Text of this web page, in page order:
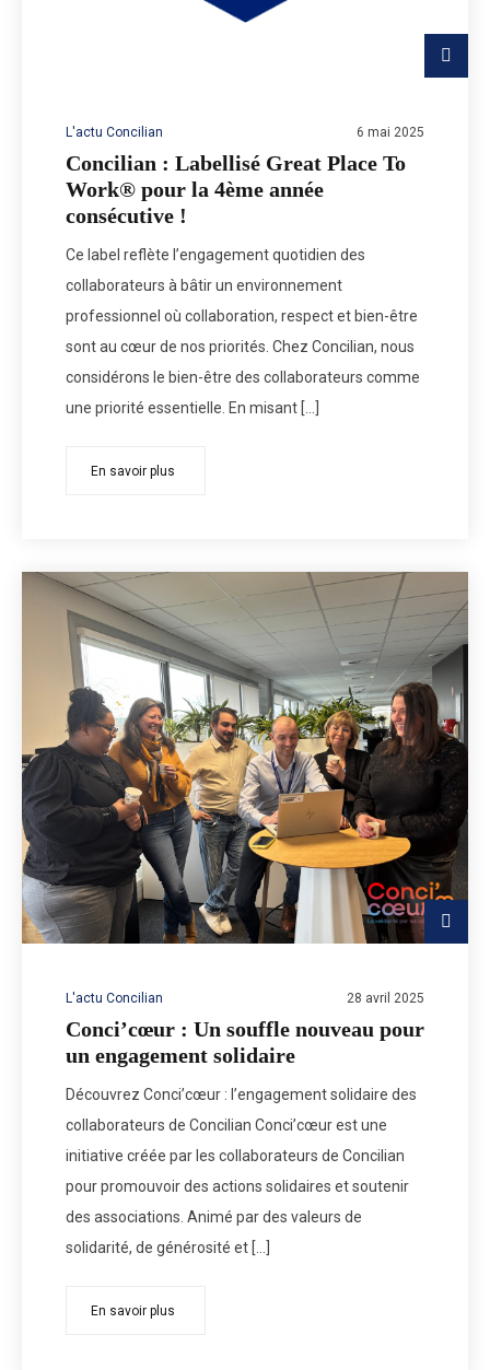
L'actu Concilian 6 mai 2025
Concilian : Labellisé Great Place To
Work® pour la 4ème année
consécutive !
Ce label reflète l’engagement quotidien des
collaborateurs à bâtir un environnement
professionnel où collaboration, respect et bien-être
sont au cœur de nos priorités. Chez Concilian, nous
considérons le bien-être des collaborateurs comme
une priorité essentielle. En misant […]
En savoir plus
L'actu Concilian 28 avril 2025
Conci’cœur : Un souffle nouveau pour
un engagement solidaire
Découvrez Conci’cœur : l’engagement solidaire des
collaborateurs de Concilian Conci’cœur est une
initiative créée par les collaborateurs de Concilian
pour promouvoir des actions solidaires et soutenir
des associations. Animé par des valeurs de
solidarité, de générosité et […]
En savoir plus